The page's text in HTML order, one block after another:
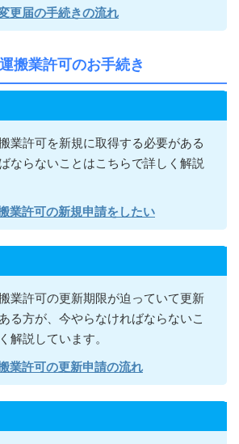
更届の手続きの流れ
搬業許可のお手続き
業許可を新規に取得する必要がある
ならないこ とはこちらで詳しく解説
業許可の新規申請をしたい
業許可の更新期限が迫っていて更新
る方が 、今やらなければならないこ
解説しています。
業許可の更新申請の流れ